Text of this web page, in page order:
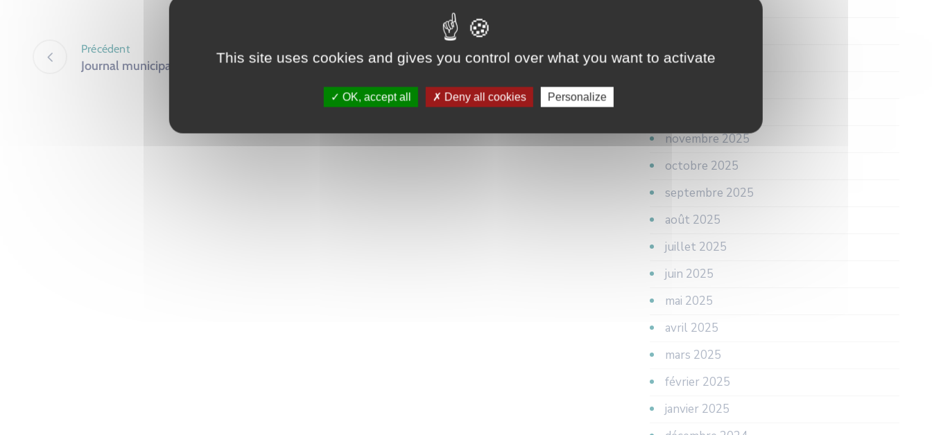
Précédent
Journal municipal – Septembre 2025
Retour sur le Conseil municipal du
mars 2026
novembre 2025
octobre 2025
septembre 2025
août 2025
juillet 2025
juin 2025
mai 2025
avril 2025
mars 2025
février 2025
janvier 2025
This site uses cookies and gives you control over what you want to activate
OK, accept all Deny all cookies Personalize